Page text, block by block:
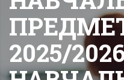
2025/